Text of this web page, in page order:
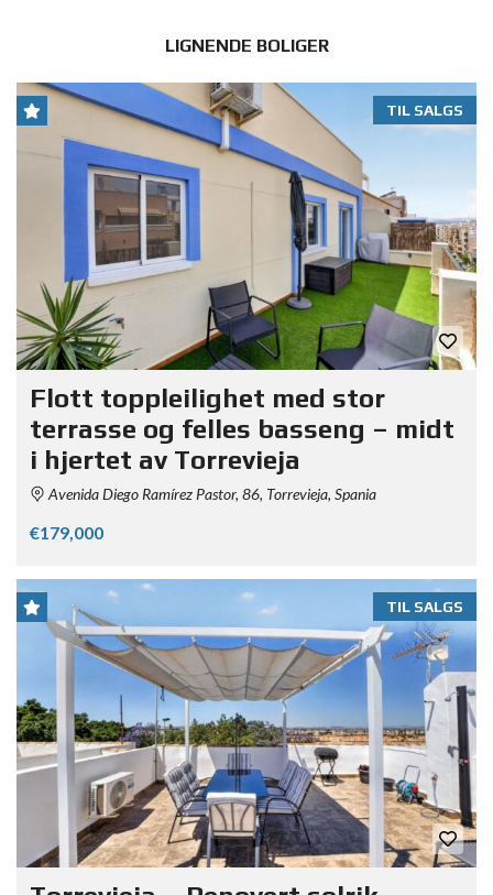
LIGNENDE BOLIGER
TIL SALGS
Flott toppleilighet med stor
terrasse og felles basseng – midt
i hjertet av Torrevieja
Avenida Diego Ramírez Pastor, 86, Torrevieja, Spania
€179,000
TIL SALGS